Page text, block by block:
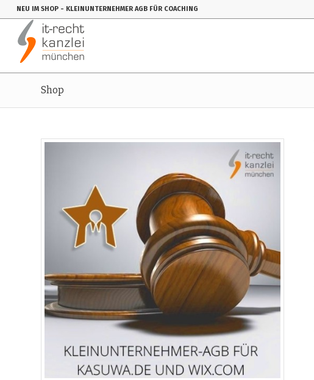
NEU IM SHOP - KLEINUNTERNEHMER AGB FÜR COACHING
Shop